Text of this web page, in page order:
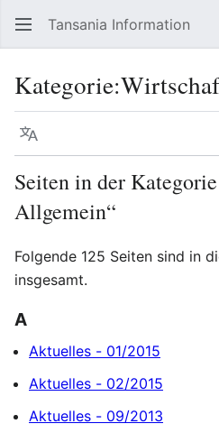
Tansania Information
Kategorie:
Sprache
Seiten in der
Allgemein“
Folgende 125 Seiten sind in
insgesamt.
A
Aktuelles - 01/2015
Aktuelles - 02/2015
Aktuelles - 09/2013